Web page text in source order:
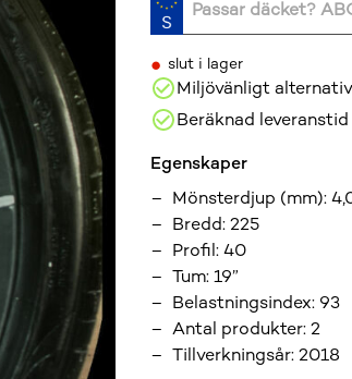
• slut i lager
Miljövänligt alternativ
Beräknad
Egenskaper
Mönsterdjup (mm):
Bredd:225
Profil:40
Tum:19”
Belastningsindex: 93
Antal produkter:2
Tillverkningsår:2018